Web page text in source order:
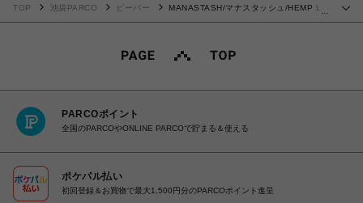
TOP 池袋PARCO ビーバー
MANASTASH/マナスタッシュ/HEMP L/S
PARCOポイント
全国のPARCOやONLINE PARCOで貯まる＆使える
ポケパル払い
初回登録＆お買物で最大1,500円分のPARCOポイント進呈